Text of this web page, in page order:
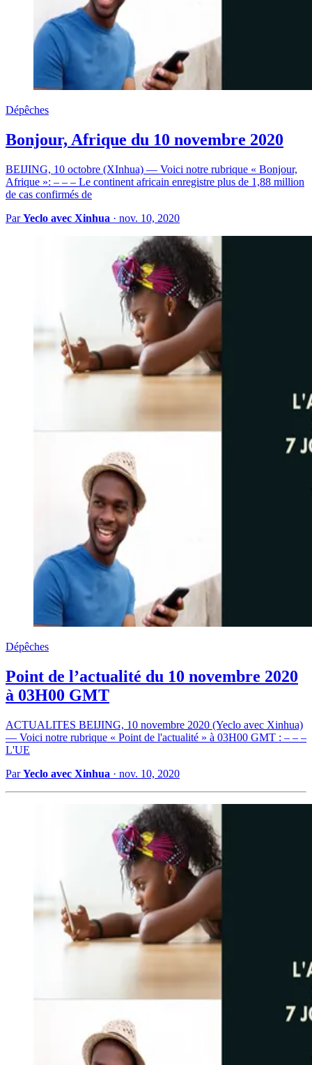
Dépêches
Bonjour, Afrique du 10 novembre 2020
BEIJING, 10 octobre (XInhua) — Voici notre rubrique « Bonjour,
Afrique »: – – – Le continent africain enregistre plus de 1,88 million
de cas confirmés de
ParYeclo avec Xinhua · nov. 10, 2020
Dépêches
Point de l’actualité du 10 novembre 2020
à 03H00 GMT
ACTUALITES BEIJING, 10 novembre 2020 (Yeclo avec Xinhua)
— Voici notre rubrique « Point de l'actualité » à 03H00 GMT : – – –
L'UE
ParYeclo avec Xinhua · nov. 10, 2020